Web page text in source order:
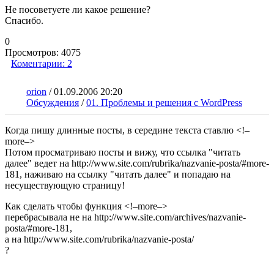
Не посоветуете ли какое решение?
Спасибо.
0
Просмотров: 4075
Коментарии: 2
orion /01.09.2006 20:20
Обсуждения /01. Проблемы и решения с WordPress
Когда пишу длинные посты, в середине текста ставлю <!–
more–>
Потом просматриваю посты и вижу, что ссылка "читать
далее" ведет на http://www.site.com/rubrika/nazvanie-posta/#more-
181, наживаю на ссылку "читать далее" и попадаю на
несуществующую страницу!
Как сделать чтобы функция <!–more–>
перебрасывала не на http://www.site.com/archives/nazvanie-
posta/#more-181,
а на http://www.site.com/rubrika/nazvanie-posta/
?